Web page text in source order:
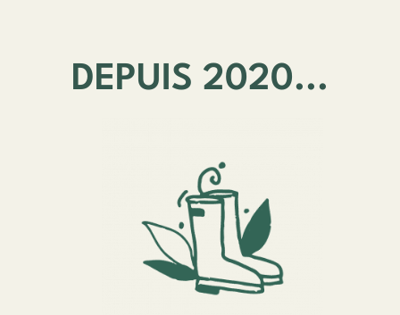
DEPUIS 2020...